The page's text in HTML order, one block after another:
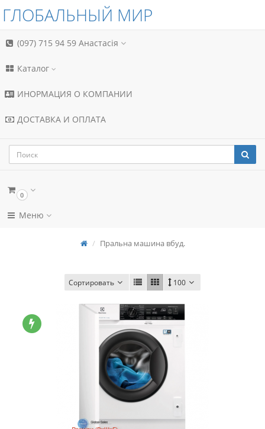
ГЛОБАЛЬНЫЙ МИР
(097) 715 94 59 Анастасія
Каталог
ИНОРМАЦИЯ О КОМПАНИИ
ДОСТАВКА И ОПЛАТА
0
Меню
Пральна машина вбуд.
Сортировать 100